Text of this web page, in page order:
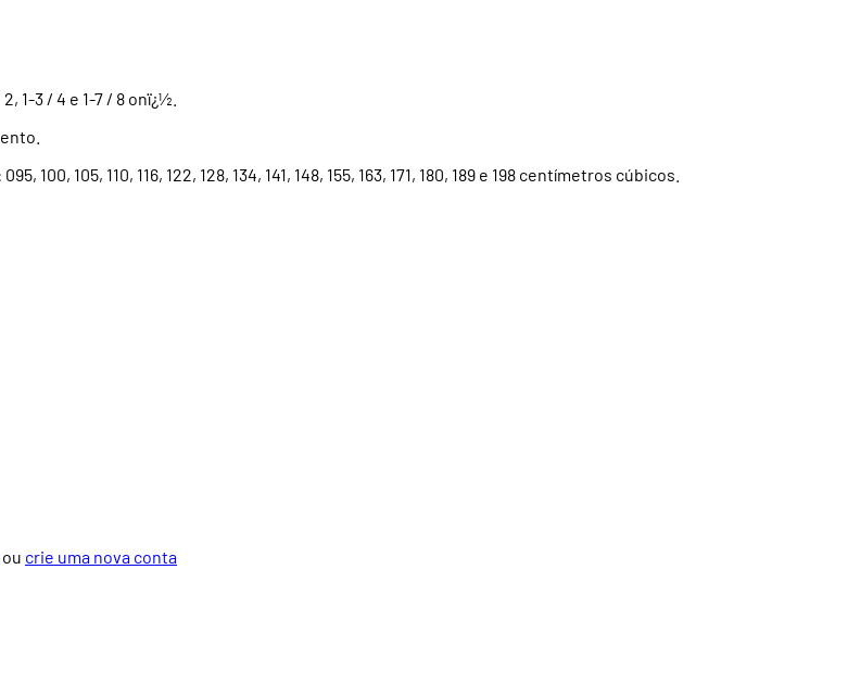
1-3 / 4 e 1-7 / 8 onï¿½.
105, 110, 116, 122, 128, 134, 141, 148, 155, 163, 171, 180, 189 e 198 centímetros cúbicos.
ou crie uma nova conta